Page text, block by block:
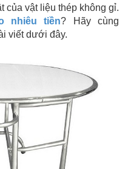
của vật liệu thép không gỉ.
nhiêu tiền? Hãy cùng
viết dưới đây.